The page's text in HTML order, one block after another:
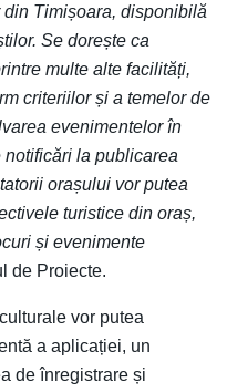
Timișoara, disponibilă
Se dorește ca
multe alte facilități,
criteriilor și a temelor de
evenimentelor în
la publicarea
orașului vor putea
turistice din oraș,
și evenimente
de Proiecte.
vor putea
a aplicației, un
de înregistrare și